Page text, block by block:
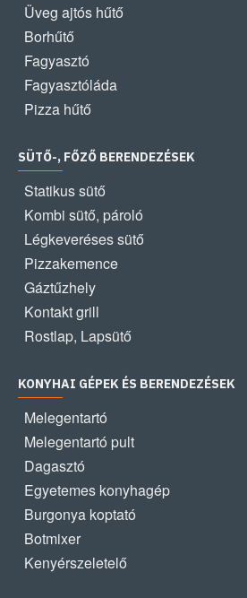
Üveg ajtós hűtő
Borhűtő
Fagyasztó
Fagyasztóláda
Pizza hűtő
SÜTŐ-, FŐZŐ BERENDEZÉSEK
Statikus sütő
Kombi sütő, pároló
Légkeveréses sütő
Pizzakemence
Gáztűzhely
Kontakt grill
Rostlap, Lapsütő
KONYHAI GÉPEK ÉS BERENDEZÉSEK
Melegentartó
Melegentartó pult
Dagasztó
Egyetemes konyhagép
Burgonya koptató
Botmixer
Kenyérszeletelő